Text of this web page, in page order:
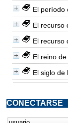
El período
El recurso
El recurso
El reino
El siglo de
CONECTARSE